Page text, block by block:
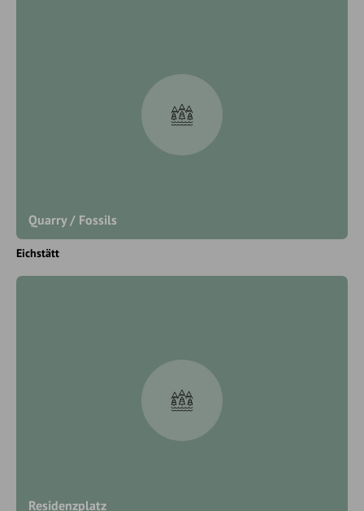
Quarry / Fossils
Eichstätt
Residenzplatz